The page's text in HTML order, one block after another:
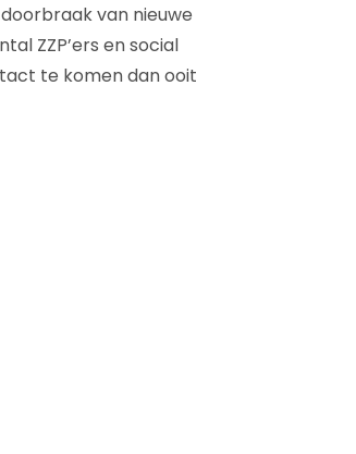
van nieuwe
ZZP’ers en social
te komen dan ooit